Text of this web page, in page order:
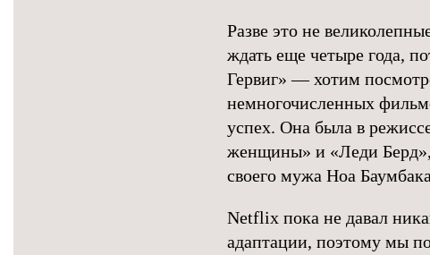
Разве это не
ждать еще четыре года,
Гервиг» — хотим
немногочисленных
успех. Она была в
женщины» и «Леди Берд»,
своего мужа Ноа
Netflix пока не давал
адаптации, поэтому мы